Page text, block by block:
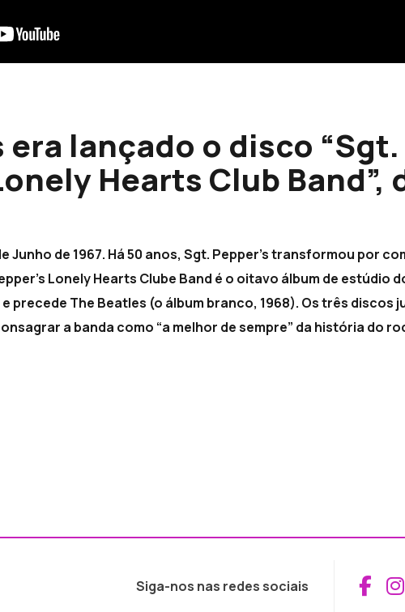
era lançado o disco “Sgt.
Hearts Club Band”,
Junho de 1967. Há 50 anos, Sgt. Pepper’s transformou por
Lonely Hearts Clube Band é o oitavo álbum de estúdio
precede The Beatles (o álbum branco, 1968). Os três discos
a banda como “a melhor de sempre” da história do
Siga-nos nas redes sociais